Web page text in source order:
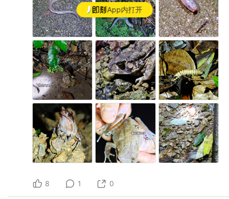
App内打开
8 1 0